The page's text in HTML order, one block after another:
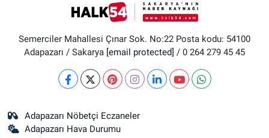
Semerciler Mahallesi Çınar Sok. No:22 Posta kodu: 54100
Adapazarı / Sakarya [email protected] / 0 264 279 45 45
Adapazarı Nöbetçi Eczaneler
Adapazarı Hava Durumu